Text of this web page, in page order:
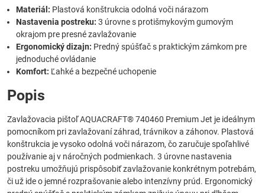
Materiál: Plastová konštrukcia odolná voči nárazom
Nastavenia postreku: 3 úrovne s protišmykovým gumovým
okrajom pre presné zavlažovanie
Ergonomický dizajn: Predný spúšťač s praktickým zámkom pre
jednoduché ovládanie
Komfort: Ľahké a bezpečné uchopenie
Popis
Zavlažovacia pištoľ AQUACRAFT® 740460 Premium Jet je ideálnym
pomocníkom pri zavlažovaní záhrad, trávnikov a záhonov. Plastová
konštrukcia je vysoko odolná voči nárazom, čo zaručuje spoľahlivé
používanie aj v náročných podmienkach. 3 úrovne nastavenia
postreku umožňujú prispôsobiť zavlažovanie konkrétnym potrebám,
či už ide o jemné rozprašovanie alebo intenzívny prúd. Ergonomický